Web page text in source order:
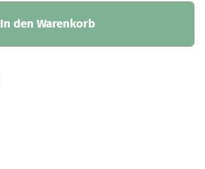
In den Warenkorb